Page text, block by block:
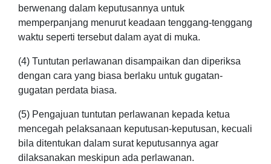
berwenang dalam keputusannya untuk
memperpanjang menurut keadaan tenggang-tenggang
waktu seperti tersebut dalam ayat di muka.
(4) Tuntutan perlawanan disampaikan dan diperiksa
dengan cara yang biasa berlaku untuk gugatan-
gugatan perdata biasa.
(5) Pengajuan tuntutan perlawanan kepada ketua
mencegah pelaksanaan keputusan-keputusan, kecuali
bila ditentukan dalam surat keputusannya agar
dilaksanakan meskipun ada perlawanan.